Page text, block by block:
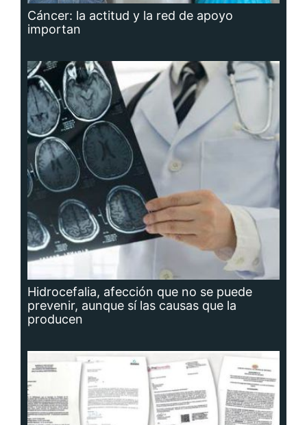
Cáncer: la actitud y la red de apoyo
importan
Hidrocefalia, afección que no se puede
prevenir, aunque sí las causas que la
producen